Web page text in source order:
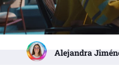
Alejandra